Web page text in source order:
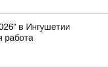
в Ингушетии
работа